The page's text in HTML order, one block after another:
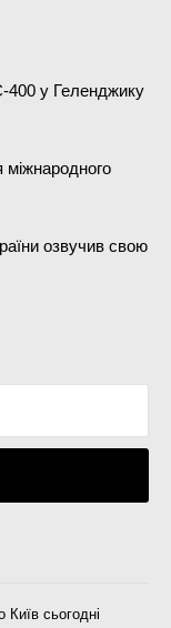
400 у Геленджику
міжнародного
озвучив свою
сьогодні